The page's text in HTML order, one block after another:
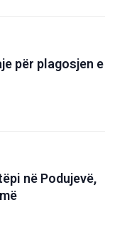
për plagosjen e
në Podujevë,